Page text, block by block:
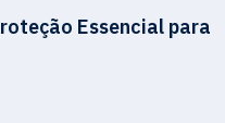
Essencial para